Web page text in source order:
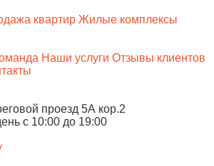
квартир Жилые комплексы
Наши услуги Отзывы клиентов
проезд 5А кор.2
с 10:00 до 19:00